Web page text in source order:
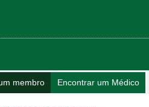
membro Encontrar um Médico